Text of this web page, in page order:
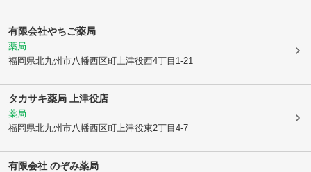
有限会社やちご薬局
薬局
福岡県北九州市八幡西区町上津役西4丁目1-21
タカサキ薬局 上津役店
薬局
福岡県北九州市八幡西区町上津役東2丁目4-7
有限会社 のぞみ薬局